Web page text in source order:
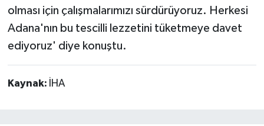
olması için çalışmalarımızı sürdürüyoruz. Herkesi
Adana'nın bu tescilli lezzetini tüketmeye davet
ediyoruz' diye konuştu.
Kaynak: İHA